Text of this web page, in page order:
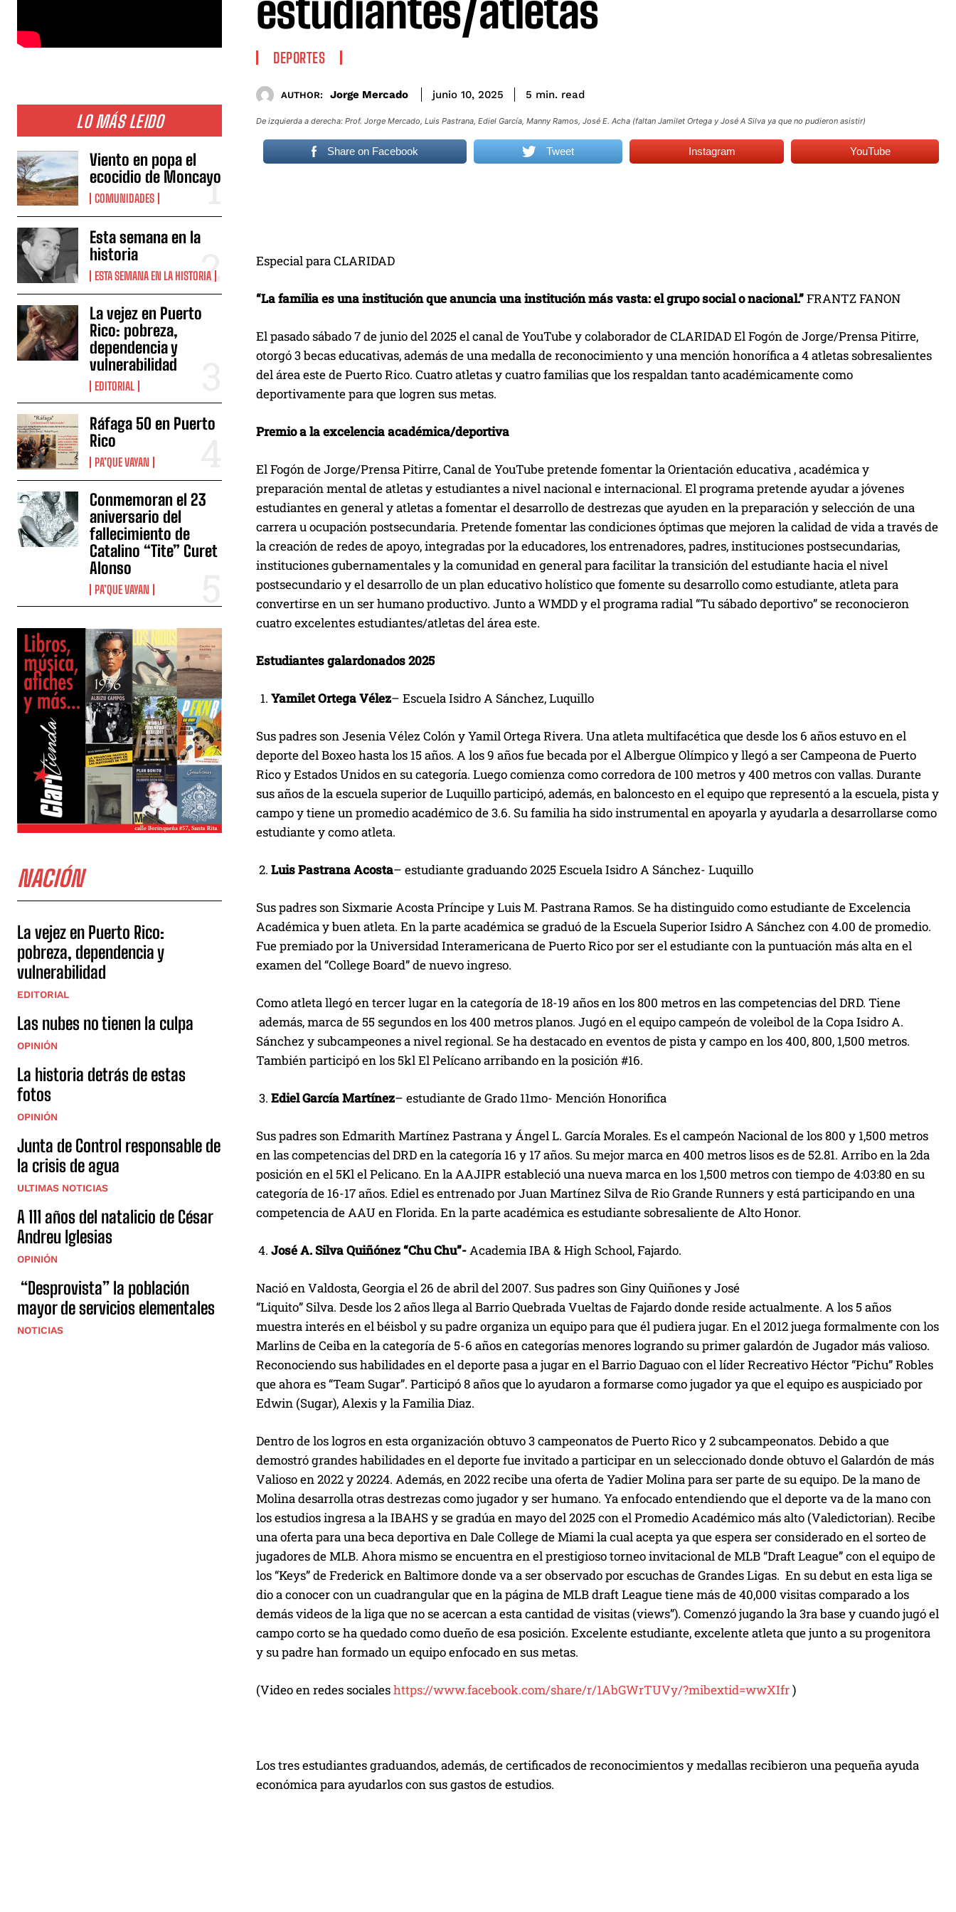
LO MÁS LEIDO
Viento en popa el
ecocidio de Moncayo
COMUNIDADES
Esta semana en la
historia
ESTA SEMANA EN LA HISTORIA
La vejez en Puerto
Rico: pobreza,
dependencia y
vulnerabilidad
EDITORIAL
Ráfaga 50 en Puerto
Rico
PA’QUE VAYAN
Conmemoran el 23
aniversario del
fallecimiento de
Catalino “Tite” Curet
Alonso
PA’QUE VAYAN
NACIÓN
La vejez en Puerto Rico:
pobreza, dependencia y
vulnerabilidad
EDITORIAL
Las nubes no tienen la culpa
OPINIÓN
La historia detrás de estas
fotos
OPINIÓN
Junta de Control responsable de
la crisis de agua
ULTIMAS NOTICIAS
A 111 años del natalicio de César
Andreu Iglesias
OPINIÓN
“Desprovista” la población
mayor de servicios elementales
NOTICIAS
DEPORTES
AUTHOR: Jorge Mercado junio 10, 2025 5 min. read
De izquierda a derecha: Prof. Jorge Mercado, Luis Pastrana, Ediel García, Manny Ramos, José E. Acha (faltan Jamilet Ortega y José A Silva ya que no pudieron asistir)
Share on Facebook Tweet Instagram YouTube
Especial para CLARIDAD
“La familia es una institución que anuncia una institución más vasta:el grupo social o nacional.”FRANTZ FANON
El pasado sábado 7 de junio del 2025 el canal de YouTube y colaborador de CLARIDAD El Fogón de Jorge/Prensa Pitirre,
otorgó 3 becas educativas, además de una medalla de reconocimiento y una mención honorífica a 4 atletas sobresalientes
del área este de Puerto Rico. Cuatro atletas y cuatro familias que los respaldan tanto académicamente como
deportivamente para que logren sus metas.
Premio a la excelencia académica/deportiva
El Fogón de Jorge/Prensa Pitirre, Canal de YouTube pretende fomentar la Orientación educativa , académica y
preparación mental de atletas y estudiantes a nivel nacional e internacional. El programa pretende ayudar a jóvenes
estudiantes en general y atletas a fomentar el desarrollo de destrezas que ayuden en la preparación y selección de una
carrera u ocupación postsecundaria. Pretende fomentar las condiciones óptimas que mejoren la calidad de vida a través de
la creación de redes de apoyo, integradas por la educadores, los entrenadores, padres, instituciones postsecundarias,
instituciones gubernamentales y la comunidad en general para facilitar la transición del estudiante hacia el nivel
postsecundario y el desarrollo de un plan educativo holístico que fomente su desarrollo como estudiante, atleta para
convertirse en un ser humano productivo. Junto a WMDD y el programa radial “Tu sábado deportivo” se reconocieron
cuatro excelentes estudiantes/atletas del área este.
Estudiantes galardonados 2025
Yamilet Ortega Vélez– Escuela Isidro A Sánchez, Luquillo
Sus padres son Jesenia Vélez Colón y Yamil Ortega Rivera. Una atleta multifacética que desde los 6 años estuvo en el
deporte del Boxeo hasta los 15 años. A los 9 años fue becada por el Albergue Olímpico y llegó a ser Campeona de Puerto
Rico y Estados Unidos en su categoría. Luego comienza como corredora de 100 metros y 400 metros con vallas. Durante
sus años de la escuela superior de Luquillo participó, además, en baloncesto en el equipo que representó a la escuela, pista y
campo y tiene un promedio académico de 3.6. Su familia ha sido instrumental en apoyarla y ayudarla a desarrollarse como
estudiante y como atleta.
Luis Pastrana Acosta– estudiante graduando 2025 Escuela Isidro A Sánchez- Luquillo
Sus padres son Sixmarie Acosta Príncipe y Luis M. Pastrana Ramos. Se ha distinguido como estudiante de Excelencia
Académica y buen atleta. En la parte académica se graduó de la Escuela Superior Isidro A Sánchez con 4.00 de promedio.
Fue premiado por la Universidad Interamericana de Puerto Rico por ser el estudiante con la puntuación más alta en el
examen del “College Board” de nuevo ingreso.
Como atleta llegó en tercer lugar en la categoría de 18-19 años en los 800 metros en las competencias del DRD. Tiene
además, marca de 55 segundos en los 400 metros planos. Jugó en el equipo campeón de voleibol de la Copa Isidro A.
Sánchez y subcampeones a nivel regional. Se ha destacado en eventos de pista y campo en los 400, 800, 1,500 metros.
También participó en los 5kl El Pelícano arribando en la posición #16.
Ediel García Martínez– estudiante de Grado 11mo- Mención Honorifica
Sus padres son Edmarith Martínez Pastrana y Ángel L. García Morales. Es el campeón Nacional de los 800 y 1,500 metros
en las competencias del DRD en la categoría 16 y 17 años. Su mejor marca en 400 metros lisos es de 52.81. Arribo en la 2da
posición en el 5Kl el Pelicano. En la AAJIPR estableció una nueva marca en los 1,500 metros con tiempo de 4:03:80 en su
categoría de 16-17 años. Ediel es entrenado por Juan Martínez Silva de Rio Grande Runners y está participando en una
competencia de AAU en Florida. En la parte académica es estudiante sobresaliente de Alto Honor.
José A. Silva Quiñónez “Chu Chu”- Academia IBA & High School, Fajardo.
Nació en Valdosta, Georgia el 26 de abril del 2007. Sus padres son Giny Quiñones y José
“Liquito” Silva. Desde los 2 años llega al Barrio Quebrada Vueltas de Fajardo donde reside actualmente. A los 5 años
muestra interés en el béisbol y su padre organiza un equipo para que él pudiera jugar. En el 2012 juega formalmente con los
Marlins de Ceiba en la categoría de 5-6 años en categorías menores logrando su primer galardón de Jugador más valioso.
Reconociendo sus habilidades en el deporte pasa a jugar en el Barrio Daguao con el líder Recreativo Héctor “Pichu” Robles
que ahora es “Team Sugar”. Participó 8 años que lo ayudaron a formarse como jugador ya que el equipo es auspiciado por
Edwin (Sugar), Alexis y la Familia Diaz.
Dentro de los logros en esta organización obtuvo 3 campeonatos de Puerto Rico y 2 subcampeonatos. Debido a que
demostró grandes habilidades en el deporte fue invitado a participar en un seleccionado donde obtuvo el Galardón de más
Valioso en 2022 y 20224. Además, en 2022 recibe una oferta de Yadier Molina para ser parte de su equipo. De la mano de
Molina desarrolla otras destrezas como jugador y ser humano. Ya enfocado entendiendo que el deporte va de la mano con
los estudios ingresa a la IBAHS y se gradúa en mayo del 2025 con el Promedio Académico más alto (Valedictorian). Recibe
una oferta para una beca deportiva en Dale College de Miami la cual acepta ya que espera ser considerado en el sorteo de
jugadores de MLB. Ahora mismo se encuentra en el prestigioso torneo invitacional de MLB “Draft League” con el equipo de
los “Keys” de Frederick en Baltimore donde va a ser observado por escuchas de Grandes Ligas. En su debut en esta liga se
dio a conocer con un cuadrangular que en la página de MLB draft League tiene más de 40,000 visitas comparado a los
demás videos de la liga que no se acercan a esta cantidad de visitas (views”). Comenzó jugando la 3ra base y cuando jugó el
campo corto se ha quedado como dueño de esa posición. Excelente estudiante, excelente atleta que junto a su progenitora
y su padre han formado un equipo enfocado en sus metas.
(Video en redes socialeshttps://www.facebook.com/share/r/1AbGWrTUVy/?mibextid=wwXIfr)
Los tres estudiantes graduandos, además, de certificados de reconocimientos y medallas recibieron una pequeña ayuda
económica para ayudarlos con sus gastos de estudios.